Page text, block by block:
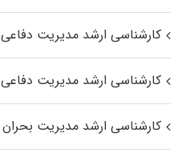
کارشناسی ارشد مدیریت دفاعی ۱
کارشناسی ارشد مدیریت دفاعی ۲
کارشناسی ارشد مدیریت بحران